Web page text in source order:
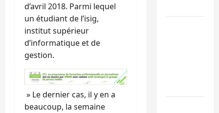
d’avril 2018. Parmi lequel
un étudiant de l’isig,
institut supérieur
d’informatique et de
gestion.
» Le dernier cas, il y en a
beaucoup, la semaine